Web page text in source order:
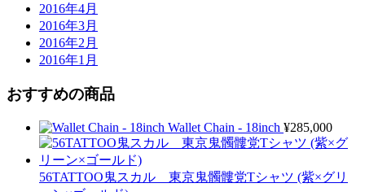
2016年4月
2016年3月
2016年2月
2016年1月
おすすめの商品
Wallet Chain - 18inch ¥285,000
56TATTOO鬼スカル 東京鬼髑髏党Tシャツ (紫×グリ